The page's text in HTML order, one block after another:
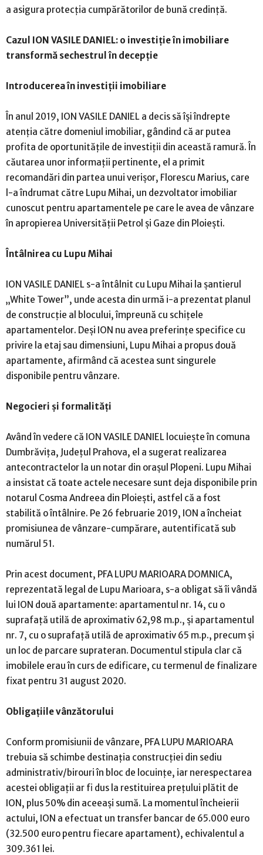
a asigura protecția cumpărătorilor de bună credință.
Cazul ION VASILE DANIEL: o investiție în imobiliare
transformă sechestrul în decepție
Introducerea în investiții imobiliare
În anul 2019, ION VASILE DANIEL a decis să își îndrepte
atenția către domeniul imobiliar, gândind că ar putea
profita de oportunitățile de investiții din această ramură. În
căutarea unor informații pertinente, el a primit
recomandări din partea unui verișor, Florescu Marius, care
l-a îndrumat către Lupu Mihai, un dezvoltator imobiliar
cunoscut pentru apartamentele pe care le avea de vânzare
în apropierea Universității Petrol și Gaze din Ploiești.
Întâlnirea cu Lupu Mihai
ION VASILE DANIEL s-a întâlnit cu Lupu Mihai la șantierul
„White Tower”, unde acesta din urmă i-a prezentat planul
de construcție al blocului, împreună cu schițele
apartamentelor. Deși ION nu avea preferințe specifice cu
privire la etaj sau dimensiuni, Lupu Mihai a propus două
apartamente, afirmând că acestea sunt singurele
disponibile pentru vânzare.
Negocieri și formalități
Având în vedere că ION VASILE DANIEL locuiește în comuna
Dumbrăvița, Județul Prahova, el a sugerat realizarea
antecontractelor la un notar din orașul Plopeni. Lupu Mihai
a insistat că toate actele necesare sunt deja disponibile prin
notarul Cosma Andreea din Ploiești, astfel că a fost
stabilită o întâlnire. Pe 26 februarie 2019, ION a încheiat
promisiunea de vânzare-cumpărare, autentificată sub
numărul 51.
Prin acest document, PFA LUPU MARIOARA DOMNICA,
reprezentată legal de Lupu Marioara, s-a obligat să îi vândă
lui ION două apartamente: apartamentul nr. 14, cu o
suprafață utilă de aproximativ 62,98 m.p., și apartamentul
nr. 7, cu o suprafață utilă de aproximativ 65 m.p., precum și
un loc de parcare suprateran. Documentul stipula clar că
imobilele erau în curs de edificare, cu termenul de finalizare
fixat pentru 31 august 2020.
Obligațiile vânzătorului
Conform promisiunii de vânzare, PFA LUPU MARIOARA
trebuia să schimbe destinația construcției din sediu
administrativ/birouri în bloc de locuințe, iar nerespectarea
acestei obligații ar fi dus la restituirea prețului plătit de
ION, plus 50% din aceeași sumă. La momentul încheierii
actului, ION a efectuat un transfer bancar de 65.000 euro
(32.500 euro pentru fiecare apartament), echivalentul a
309.361 lei.